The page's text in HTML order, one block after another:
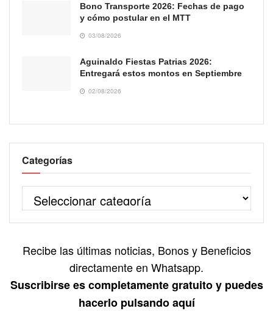
Bono Transporte 2026: Fechas de pago
y cómo postular en el MTT
03/08/2026
Aguinaldo Fiestas Patrias 2026:
Entregará estos montos en Septiembre
02/08/2026
Categorías
Recibe las últimas noticias, Bonos y Beneficios
directamente en Whatsapp.
Suscribirse es completamente gratuito y puedes
hacerlo pulsando aquí